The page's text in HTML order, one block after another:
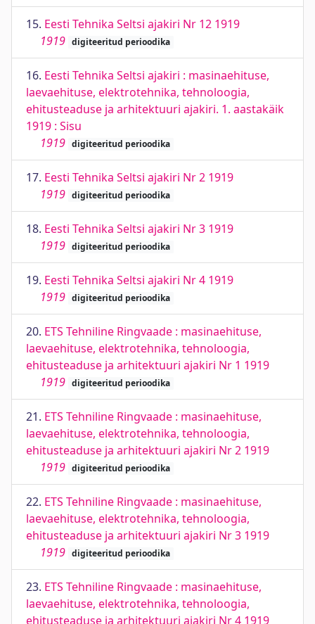
15. Eesti Tehnika Seltsi ajakiri Nr 12 1919
1919 digiteeritud perioodika
16. Eesti Tehnika Seltsi ajakiri : masinaehituse,
laevaehituse, elektrotehnika, tehnoloogia,
ehitusteaduse ja arhitektuuri ajakiri. 1. aastakäik
1919 : Sisu
1919 digiteeritud perioodika
17. Eesti Tehnika Seltsi ajakiri Nr 2 1919
1919 digiteeritud perioodika
18. Eesti Tehnika Seltsi ajakiri Nr 3 1919
1919 digiteeritud perioodika
19. Eesti Tehnika Seltsi ajakiri Nr 4 1919
1919 digiteeritud perioodika
20. ETS Tehniline Ringvaade : masinaehituse,
laevaehituse, elektrotehnika, tehnoloogia,
ehitusteaduse ja arhitektuuri ajakiri Nr 1 1919
1919 digiteeritud perioodika
21. ETS Tehniline Ringvaade : masinaehituse,
laevaehituse, elektrotehnika, tehnoloogia,
ehitusteaduse ja arhitektuuri ajakiri Nr 2 1919
1919 digiteeritud perioodika
22. ETS Tehniline Ringvaade : masinaehituse,
laevaehituse, elektrotehnika, tehnoloogia,
ehitusteaduse ja arhitektuuri ajakiri Nr 3 1919
1919 digiteeritud perioodika
23. ETS Tehniline Ringvaade : masinaehituse,
laevaehituse, elektrotehnika, tehnoloogia,
ehitusteaduse ja arhitektuuri ajakiri Nr 4 1919